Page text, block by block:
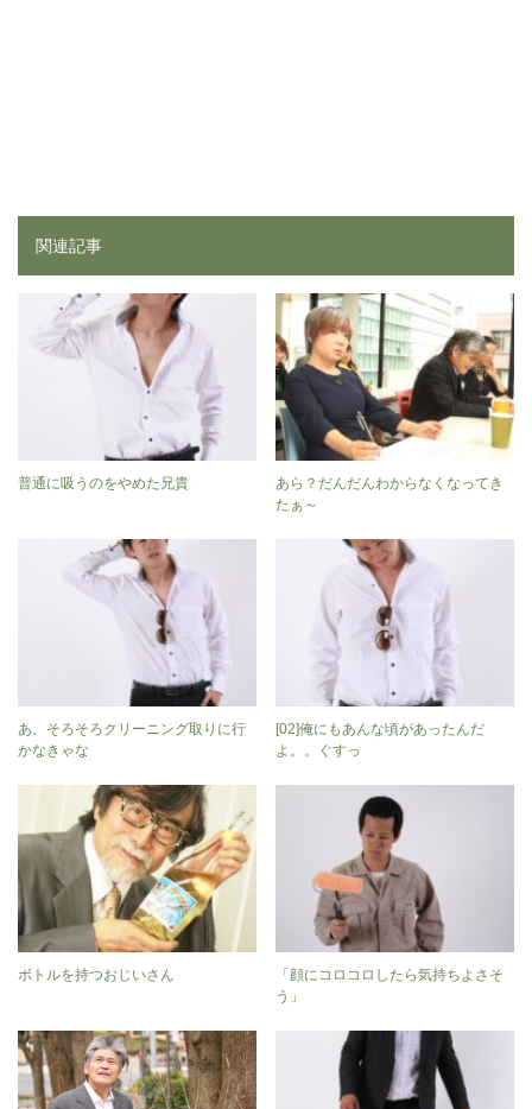
関連記事
普通に吸うのをやめた兄貴
あら？だんだんわからなくなってき
たぁ～
あ、そろそろクリーニング取りに行
かなきゃな
[02]俺にもあんな頃があったんだ
よ。。ぐすっ
ボトルを持つおじいさん
「顔にコロコロしたら気持ちよさそ
う」